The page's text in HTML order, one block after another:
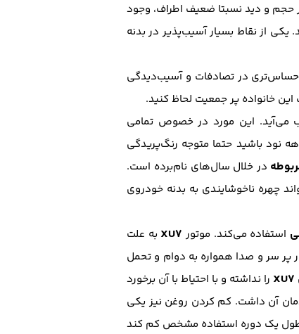
حجم و دید نسبتا ضعیف اطراف، وجود
یکی از نقاط بسیار آسیب‌پذیر در بدنه
در تصادفات و آسیب‌دیدگی
خانواده پر جمعیت لحاظ کنید.
می‌آید. این مورد در خصوص تمامی
نود باشید حتما متوجه رنگ‌پریدگی
در خلال سال‌های نام‌برده است.
چهره ناخوشایندی به بدنه خودروی
استفاده می‌کند. موتور XU7 به علت
پر سر و صدا همواره به دوام و تحمل
XU7 را نداشته و با احتیاط با آن برخورد
آن داشت. کم کردن روغن نیز یکی
یک دوره استفاده مشخص کم کند